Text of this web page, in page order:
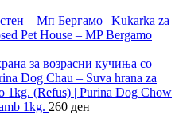
– Мп Бергамо | Kukarka za
Pet House – MP Bergamo
за возрасни кучиња со
Dog Chau – Suva hrana za
1kg. (Refus) | Purina Dog Chow
1kg. 260 ден